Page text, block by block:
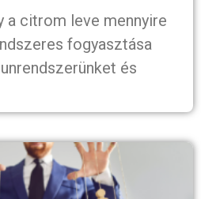
a citrom leve mennyire
fogyasztása
és